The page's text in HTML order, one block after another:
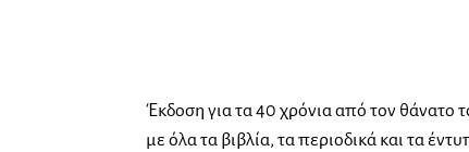
Έκδοση για τα 40 χρόνια από τον θάνατο
με όλα τα βιβλία, τα περιοδικά και τα